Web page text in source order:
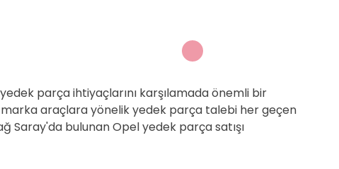
parça ihtiyaçlarını karşılamada önemli bir
araçlara yönelik yedek parça talebi her geçen
Saray'da bulunan Opel yedek parça satışı